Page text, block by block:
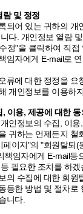
람 및 정정
되어 있는 귀하의 개
다. 개인정보 열람
정"을 클릭하여 직접
임자에게 E-mail로
류에 대한 정정을 요
개인정보를 이용하
이용, 제공에 대한 동
인정보의 수집, 이
귀하는 언제든지 철
페이지"의 "회원탈퇴(
책임자에게 E-mail등
필요한 조치를 하겠
의 수집에 대한 회원
등한 방법 및 절차로
니다.